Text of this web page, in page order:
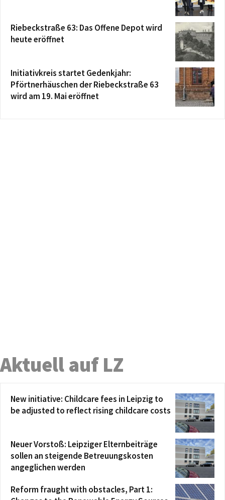
Riebeckstraße 63: Das Offene Depot wird
heute eröffnet
Initiativkreis startet Gedenkjahr:
Pförtnerhäuschen der Riebeckstraße 63
wird am 19. Mai eröffnet
Aktuell auf LZ
New initiative: Childcare fees in Leipzig to
be adjusted to reflect rising childcare costs
Neuer Vorstoß: Leipziger Elternbeiträge
sollen an steigende Betreuungskosten
angeglichen werden
Reform fraught with obstacles, Part 1: